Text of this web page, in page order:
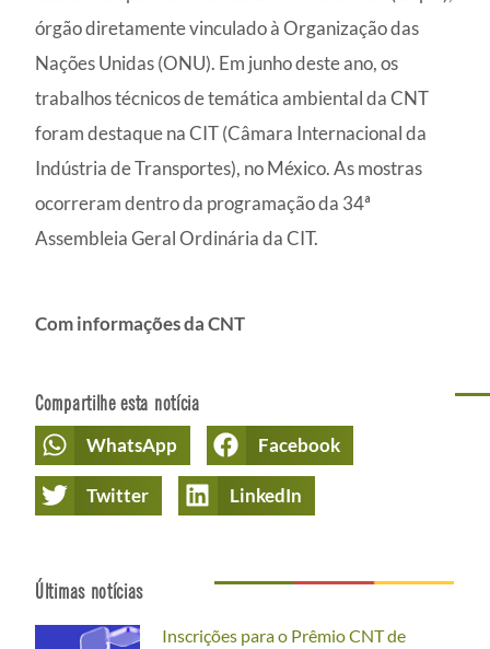
Últimas notícias
Inscrições para o Prêmio CNT de
órgão diretamente vinculado à Organização das
Nações Unidas (ONU). Em junho deste ano, os
trabalhos técnicos de temática ambiental da CNT
foram destaque na CIT (Câmara Internacional da
Indústria de Transportes), no México. As mostras
ocorreram dentro da programação da 34ª
Assembleia Geral Ordinária da CIT.
Com informações da CNT
Compartilhe esta notícia
WhatsApp Facebook
Twitter LinkedIn